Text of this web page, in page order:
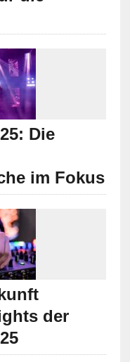
Die
im Fokus
der